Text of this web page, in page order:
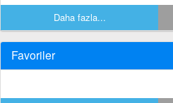
Daha fazla...
Favoriler